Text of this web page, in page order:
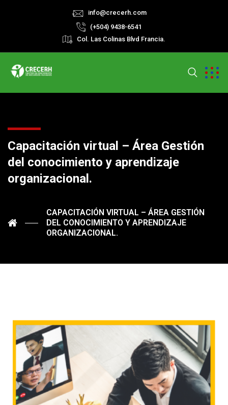
info@crecerh.com
(+504) 9438-6541
Col. Las Colinas Blvd Francia.
Capacitación virtual – Área Gestión
del conocimiento y aprendizaje
organizacional.
CAPACITACIÓN VIRTUAL – ÁREA GESTIÓN
DEL CONOCIMIENTO Y APRENDIZAJE
ORGANIZACIONAL.